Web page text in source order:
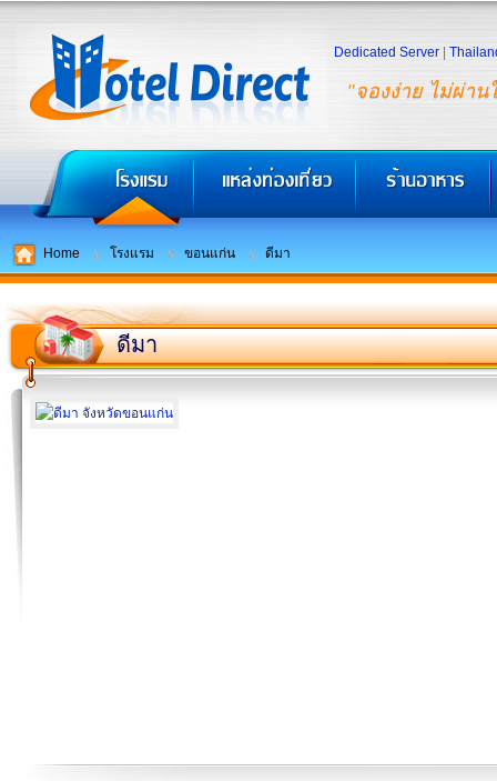
"จองง่าย ไม่ผ่าน
Dedicated Server
Home โรงแรม ขอนแก่น ดีมา
ดีมา